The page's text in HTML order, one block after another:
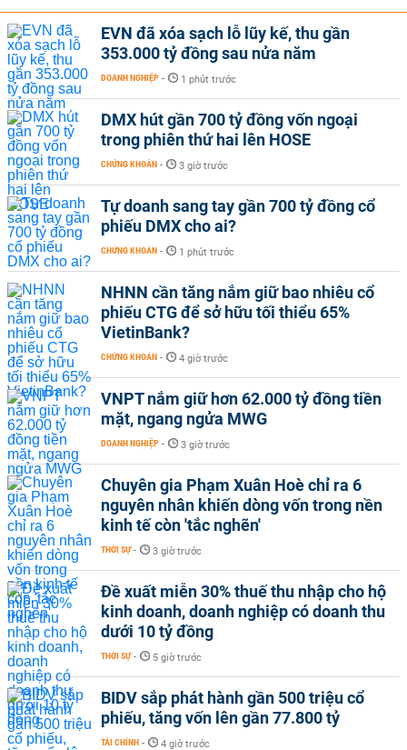
EVN đã xóa sạch lỗ lũy kế, thu gần
353.000 tỷ đồng sau nửa năm
DOANH NGHIỆP - 1 phút trước
DMX hút gần 700 tỷ đồng vốn ngoại
trong phiên thứ hai lên HOSE
CHỨNG KHOÁN - 3 giờ trước
Tự doanh sang tay gần 700 tỷ đồng cổ
phiếu DMX cho ai?
CHỨNG KHOÁN - 1 phút trước
NHNN cần tăng nắm giữ bao nhiêu cổ
phiếu CTG để sở hữu tối thiểu 65%
VietinBank?
CHỨNG KHOÁN - 4 giờ trước
VNPT nắm giữ hơn 62.000 tỷ đồng tiền
mặt, ngang ngửa MWG
DOANH NGHIỆP - 3 giờ trước
Chuyên gia Phạm Xuân Hoè chỉ ra 6
nguyên nhân khiến dòng vốn trong nền
kinh tế còn 'tắc nghẽn'
THỜI SỰ - 3 giờ trước
Đề xuất miễn 30% thuế thu nhập cho hộ
kinh doanh, doanh nghiệp có doanh thu
dưới 10 tỷ đồng
THỜI SỰ - 5 giờ trước
BIDV sắp phát hành gần 500 triệu cổ
phiếu, tăng vốn lên gần 77.800 tỷ
TÀI CHÍNH - 4 giờ trước